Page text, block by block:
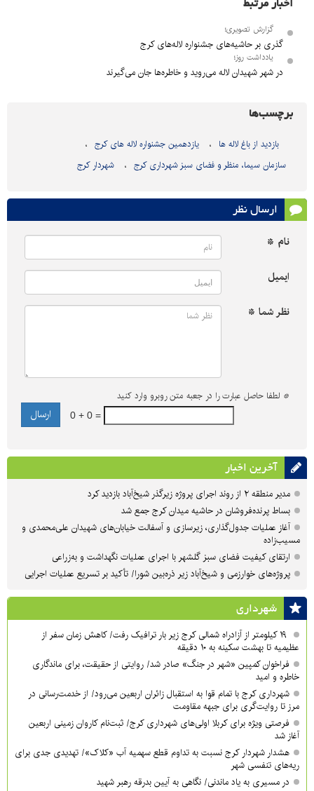
اخبار مرتبط
گزارش تصویری؛
گذری بر حاشیه‌های جشنواره لاله‌های کرج
یادداشت روز؛
در شهر شهیدان لاله می‌روید و خاطره‌ها جان می‌گیرند
برچسب‌ها
بازدید از باغ لاله ها
یازدهمین جشنواره لاله های کرج
سازمان سیما، منظر و فضای سبز شهرداری کرج
شهردار کرج
ارسال نظر
نام *
ایمیل
نظر شما *
* لطفا حاصل عبارت را در جعبه متن روبرو وارد کنید
0 + 0 =
آخرین اخبار
مدیر منطقه ۲ از روند اجرای پروژه زیرگذر شیخ‌آباد بازدید کرد
بساط پرنده‌فروشان در حاشیه میدان کرج جمع شد
آغاز عملیات جدول‌گذاری، زیرسازی و آسفالت خیابان‌های شهیدان علی‌محمدی و
مسیب‌زاده
ارتقای کیفیت فضای سبز گلشهر با اجرای عملیات نگهداشت و به‌زراعی
پروژه‌های خوارزمی و شیخ‌آباد زیر ذره‌بین شورا/ تأکید بر تسریع عملیات اجرایی
شهرداری
۱۹ کیلومتر از آزادراه شمالی کرج زیر بار ترافیک رفت/ کاهش زمان سفر از
عظیمیه تا بهشت سکینه به ۱۰ دقیقه
فراخوان کمپین «شهر در جنگ» صادر شد/ روایتی از حقیقت، برای ماندگاری
خاطره و امید
شهرداری کرج با تمام قوا به استقبال زائران اربعین می‌رود/ از خدمت‌رسانی در
مرز تا روایت‌گری برای جبهه مقاومت
فرصتی ویژه برای کربلا اولی‌های شهرداری کرج/ ثبت‌نام کاروان زمینی اربعین
آغاز شد
هشدار شهردار کرج نسبت به تداوم قطع سهمیه آب «کلاک»/ تهدیدی جدی برای
ریه‌های تنفسی شهر
در مسیری به یاد ماندنی/ نگاهی به آیین بدرقه رهبر شهید